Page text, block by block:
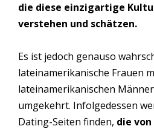
die diese einzigartige
verstehen und schätzen.
Es ist jedoch genauso
lateinamerikanische Frauen
lateinamerikanischen
umgekehrt. Infolgedessen
Dating-Seiten finden, die